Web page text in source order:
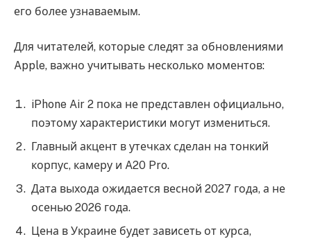
его более узнаваемым.
Для читателей, которые следят за обновлениями
Apple, важно учитывать несколько моментов:
iPhone Air 2 пока не представлен официально,
поэтому характеристики могут измениться.
Главный акцент в утечках сделан на тонкий
корпус, камеру и A20 Pro.
Дата выхода ожидается весной 2027 года, а не
осенью 2026 года.
Цена в Украине будет зависеть от курса,